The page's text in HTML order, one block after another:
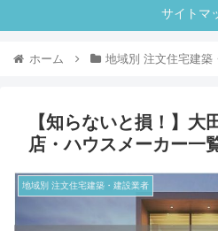
サイトマ
ホーム 地域別 注文住宅建築
【知らないと損！】大
店・ハウスメーカー一
地域別 注文住宅建築・建設業者